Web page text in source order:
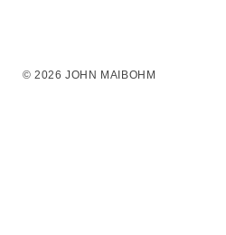
© 2026 JOHN MAIBOHM